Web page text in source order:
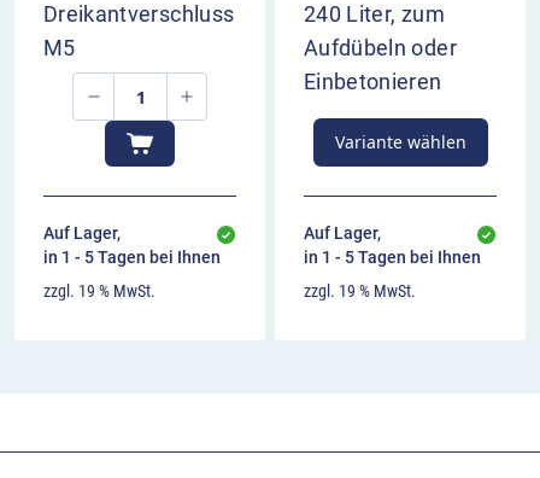
Dreikantverschluss
M5
Auf Lager,
in 1 - 5 Tagen bei Ihnen
zzgl. 19 % MwSt.
240 Liter, zum
Aufdübeln oder
Einbetonieren
Variante wählen
Auf Lager,
in 1 - 5 Tagen bei Ihnen
zzgl. 19 % MwSt.